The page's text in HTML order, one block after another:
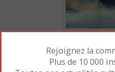
Ses toiles aux tons ocres
parlées, contrairement à
Rejoignez la
Plus de 10 000